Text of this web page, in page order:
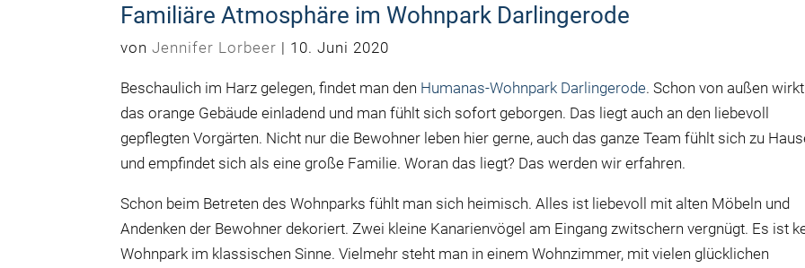
Familiäre Atmosphäre im Wohnpark Darlingerode
vonJennifer Lorbeer | 10. Juni 2020
Beschaulich im Harz gelegen, findet man den Humanas-Wohnpark Darlingerode. Schon von außen wirkt
das orange Gebäude einladend und man fühlt sich sofort geborgen. Das liegt auch an den liebevoll
gepflegten Vorgärten. Nicht nur die Bewohner leben hier gerne, auch das ganze Team fühlt sich zu
und empfindet sich als eine große Familie. Woran das liegt? Das werden wir erfahren.
Schon beim Betreten des Wohnparks fühlt man sich heimisch. Alles ist liebevoll mit alten Möbeln und
Andenken der Bewohner dekoriert. Zwei kleine Kanarienvögel am Eingang zwitschern vergnügt. Es ist
Wohnpark im klassischen Sinne. Vielmehr steht man in einem Wohnzimmer, mit vielen glücklichen